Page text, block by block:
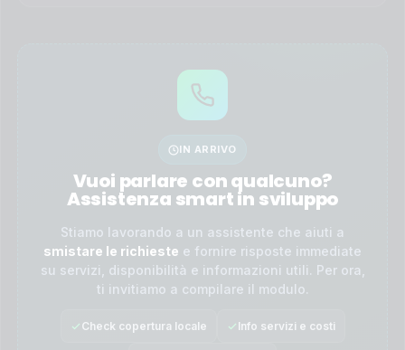
IN ARRIVO
Vuoi parlare con qualcuno?
Assistenza smart in sviluppo
Stiamo lavorando a un assistente che aiuti a
smistare le richieste e fornire risposte immediate
su servizi, disponibilità e informazioni utili. Per ora,
ti invitiamo a compilare il modulo.
Check copertura locale Info servizi e costi